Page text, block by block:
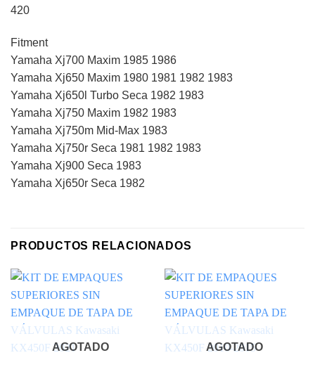
420
Fitment
Yamaha Xj700 Maxim 1985 1986
Yamaha Xj650 Maxim 1980 1981 1982 1983
Yamaha Xj650l Turbo Seca 1982 1983
Yamaha Xj750 Maxim 1982 1983
Yamaha Xj750m Mid-Max 1983
Yamaha Xj750r Seca 1981 1982 1983
Yamaha Xj900 Seca 1983
Yamaha Xj650r Seca 1982
PRODUCTOS RELACIONADOS
AGOTADO AGOTADO